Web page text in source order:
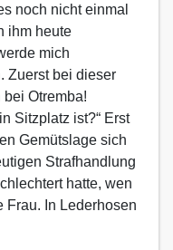
noch nicht einmal
ihm heute
mich
Zuerst bei dieser
Otremba!
Sitzplatz ist?“ Erst
Gemütslage sich
Strafhandlung
hatte, wen
Frau. In Lederhosen